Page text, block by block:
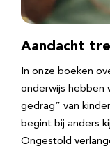
Aandacht
In onze boeken
onderwijs hebben
gedrag” van
begint bij anders
Ongestold